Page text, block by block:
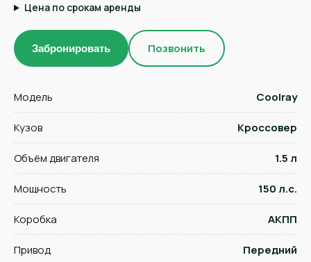
Цена по срокам аренды
Забронировать Позвонить
Модель Coolray
Кузов Кроссовер
Объём двигателя 1.5 л
Мощность 150 л.с.
Коробка АКПП
Привод Передний